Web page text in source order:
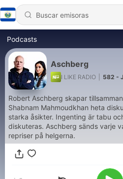
Podcasts
Aschberg
I LIKE RADIO 582 -
Robert Aschberg skapar
Shabnam Mahmoudkhan heta
starka åsikter. Ingenting är tabu
diskuteras. Aschberg sänds varje
repriser på helgerna.